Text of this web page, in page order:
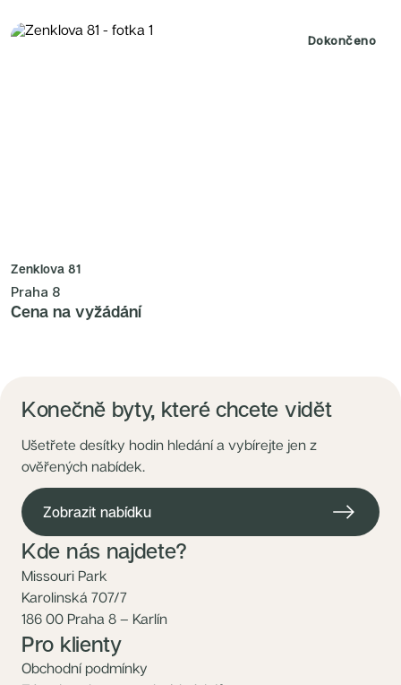
Dokončeno
Zenklova 81
Praha 8
Cena na vyžádání
Konečně byty, které chcete vidět
Ušetřete desítky hodin hledání a vybírejte jen z
ověřených nabídek.
Zobrazit nabídku
Kde nás najdete?
Missouri Park
Karolinská 707/7
186 00 Praha 8 – Karlín
Pro klienty
Obchodní podmínky